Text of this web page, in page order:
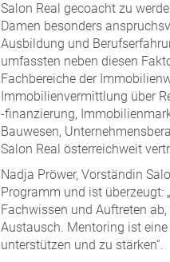
Salon Real gecoacht zu
Damen besonders
Ausbildung und
umfassten neben diesen
Fachbereiche der
Immobilienvermittlung über
-finanzierung,
Bauwesen,
Salon Real österreichweit
Nadja Pröwer, Vorständin
Programm und ist
Fachwissen und Auftreten
Austausch. Mentoring ist
unterstützen und zu stärken“.